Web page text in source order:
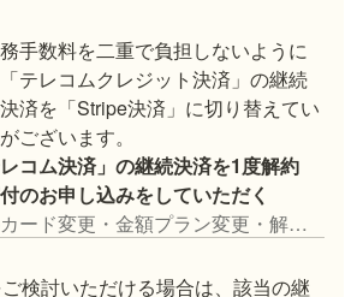
手数料を二重で負担しないように
テレコムクレジット決済」の継続
済を「Stripe決済」に切り替えてい
コム決済」の継続決済を1度解約
継続契約のカード変更・金額プラン変更・解約する
検討いただける場合は、該当の継